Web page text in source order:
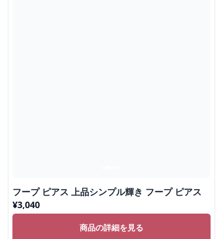
フープ ピアス 上品シンプル輝き フープ ピアス
¥3,040
商品の詳細を見る